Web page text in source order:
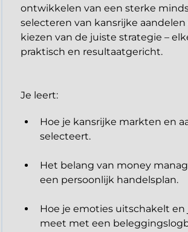
ontwikkelen van een sterke
selecteren van kansrijke
kiezen van de juiste strategie –
praktisch en resultaatgericht.
​Je leert:
Hoe je kansrijke markten en
selecteert.
Het belang van money
een persoonlijk handelsplan.
Hoe je emoties uitschakelt en
meet met een